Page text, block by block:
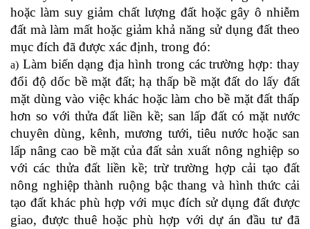
hoặc làm suy giảm chất lượng đất hoặc gây ô nhiễm
đất mà làm mất hoặc giảm khả năng sử dụng đất theo
mục đích đã được xác định, trong đó:
a) Làm biến dạng địa hình trong các trường hợp: thay
đổi độ dốc bề mặt đất; hạ thấp bề mặt đất do lấy đất
mặt dùng vào việc khác hoặc làm cho bề mặt đất thấp
hơn so với thửa đất liền kề; san lấp đất có mặt nước
chuyên dùng, kênh, mương tưới, tiêu nước hoặc san
lấp nâng cao bề mặt của đất sản xuất nông nghiệp so
với các thửa đất liền kề; trừ trường hợp cải tạo đất
nông nghiệp thành ruộng bậc thang và hình thức cải
tạo đất khác phù hợp với mục đích sử dụng đất được
giao, được thuê hoặc phù hợp với dự án đầu tư đã